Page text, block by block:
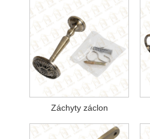
Záchyty záclon